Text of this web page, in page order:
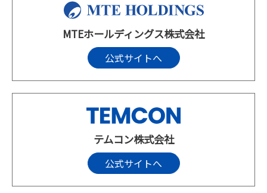
MTEホールディングス株式会社
公式サイトへ
テムコン株式会社
公式サイトへ